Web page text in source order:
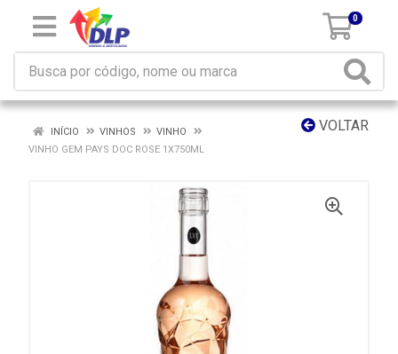
0
VOLTAR
INÍCIO VINHOS
VINHO
VINHO GEM PAYS DOC ROSE 1X750ML